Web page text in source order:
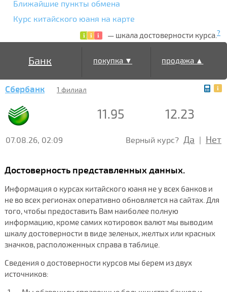
Ближайшие пункты обмена
Курс китайского юаня на карте
— шкала достоверности курса.?
Банк покупка ▼ продажа ▲
Сбербанк 1 филиал
11.95 12.23
07.08.26, 02:09 Верный курс? Да | Нет
Достоверность представленных данных.
Информация о курсах китайского юаня не у всех банков и
не во всех регионах оперативно обновляется на сайтах. Для
того, чтобы предоставить Вам наиболее полную
информацию, кроме самих котировок валют мы выводим
шкалу достоверности в виде зеленых, желтых или красных
значков, расположенных справа в таблице.
Сведения о достоверности курсов мы берем из двух
источников: